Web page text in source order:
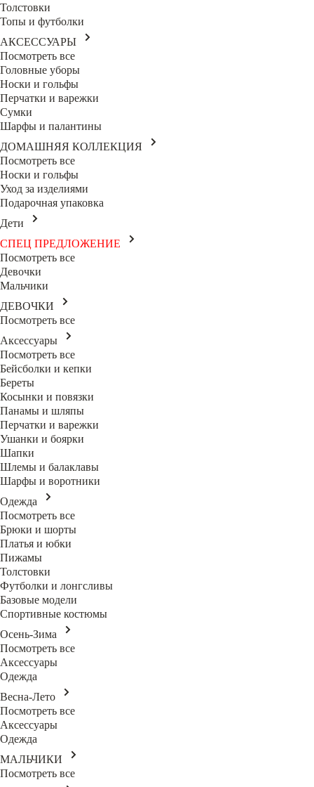
Толстовки
Топы и футболки
АКСЕССУАРЫ
Посмотреть все
Головные уборы
Носки и гольфы
Перчатки и варежки
Сумки
Шарфы и палантины
ДОМАШНЯЯ КОЛЛЕКЦИЯ
Посмотреть все
Носки и гольфы
Уход за изделиями
Подарочная упаковка
Дети
СПЕЦ ПРЕДЛОЖЕНИЕ
Посмотреть все
Девочки
Мальчики
ДЕВОЧКИ
Посмотреть все
Аксессуары
Посмотреть все
Бейсболки и кепки
Береты
Косынки и повязки
Панамы и шляпы
Перчатки и варежки
Ушанки и боярки
Шапки
Шлемы и балаклавы
Шарфы и воротники
Одежда
Посмотреть все
Брюки и шорты
Платья и юбки
Пижамы
Толстовки
Футболки и лонгсливы
Базовые модели
Спортивные костюмы
Осень-Зима
Посмотреть все
Аксессуары
Одежда
Весна-Лето
Посмотреть все
Аксессуары
Одежда
МАЛЬЧИКИ
Посмотреть все